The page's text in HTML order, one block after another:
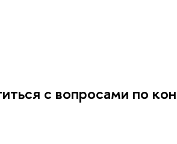
с вопросами по